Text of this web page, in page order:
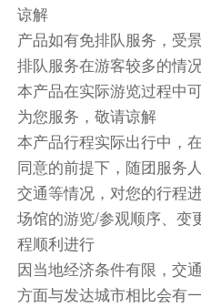
温馨提示：美国部分
需前台现付，预定时
餐饮
早餐：自理
中餐：自理
住宿
自选酒店
第12天
餐饮
早餐：
中餐：
晚
谅解
产品如有免排队服务，受
排队服务在游客较多的情
本产品在实际游览过程中
为您服务，敬请谅解
本产品行程实际出行中，
同意的前提下，随团服务
交通等情况，对您的行程
场馆的游览/参观顺序、变
程顺利进行
因当地经济条件有限，交
方面与发达城市相比会有